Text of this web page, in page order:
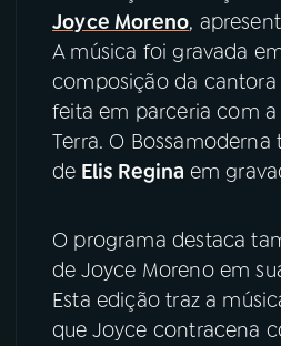
Joyce Moreno,
A música foi gravada
composição da cantora
feita em parceria com
Terra. O
de Elis Regina em
O programa destaca
de Joyce Moreno em
Esta edição traz a
que Joyce contracena